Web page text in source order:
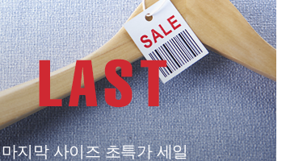
마지막 사이즈 초특가 세일